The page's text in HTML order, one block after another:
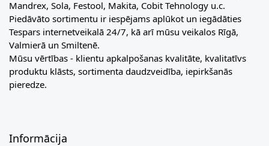
Mandrex, Sola, Festool, Makita, Cobit Tehnology u.c.
Piedāvāto sortimentu ir iespējams aplūkot un iegādāties
Tespars internetveikalā 24/7, kā arī mūsu veikalos Rīgā,
Valmierā un Smiltenē.
Mūsu vērtības - klientu apkalpošanas kvalitāte, kvalitatīvs
produktu klāsts, sortimenta daudzveidība, iepirkšanās
pieredze.
Informācija